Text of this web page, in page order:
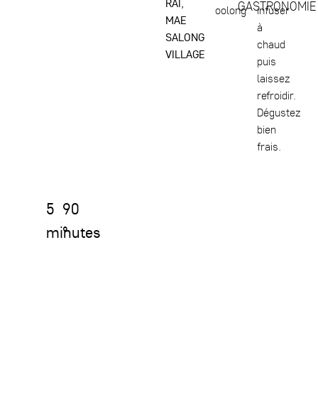
5
minutes
90
°
RAI,
MAE
SALONG
VILLAGE
oolongGASTRONOMIE
infuser
à
chaud
puis
laissez
refroidir.
Dégustez
bien
frais.